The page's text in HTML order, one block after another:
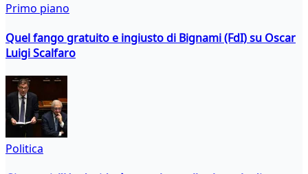
Primo piano
Quel fango gratuito e ingiusto di Bignami (FdI) su Oscar
Luigi Scalfaro
Politica